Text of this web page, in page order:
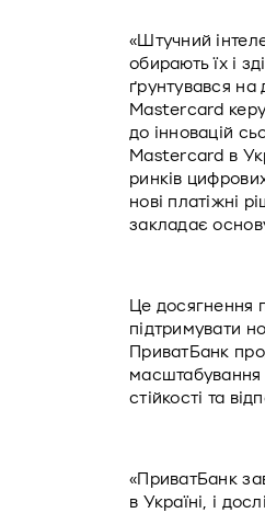
«Штучний
обирають їх і
ґрунтувався на
Mastercard
до інновацій
Mastercard в
ринків
нові платіжні
закладає
Це досягнення
підтримувати
ПриватБанк
масштабування
стійкості та
«ПриватБанк
в Україні, і